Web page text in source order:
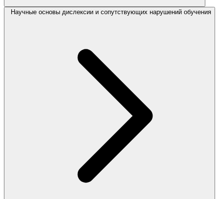
Научные основы дислексии и сопутствующих нарушений обучения